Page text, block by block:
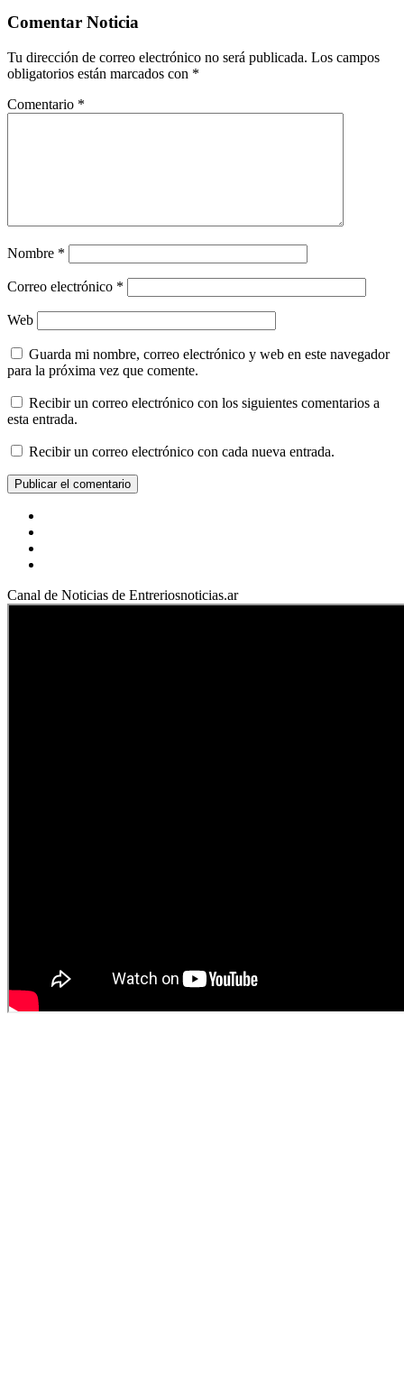
Comentar Noticia
Tu dirección de correo electrónico no será publicada. Los campos
obligatorios están marcados con *
Comentario *
Nombre *
Correo electrónico *
Web
Guarda mi nombre, correo electrónico y web en este navegador
para la próxima vez que comente.
Recibir un correo electrónico con los siguientes comentarios a
esta entrada.
Recibir un correo electrónico con cada nueva entrada.
Canal de Noticias de Entreriosnoticias.ar